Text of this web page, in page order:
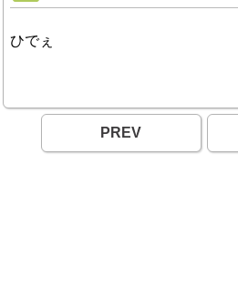
ひでぇ
PREV